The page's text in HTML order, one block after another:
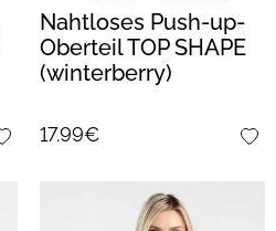
Nahtloses Push-up-
Oberteil TOP SHAPE
(winterberry)
17.99€